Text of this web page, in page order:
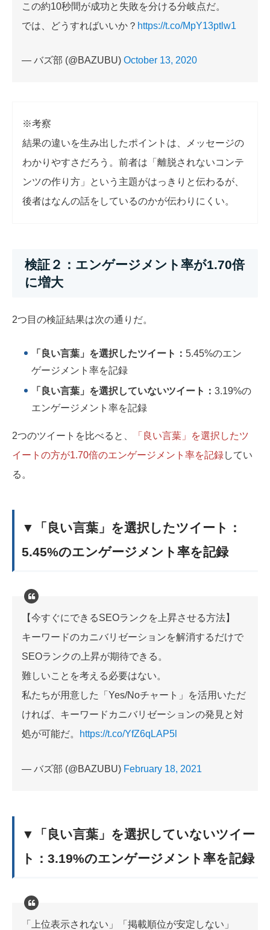
この約10秒間が成功と失敗を分ける分岐点だ。
では、どうすればいいか？ https://t.co/MpY13ptlw1
— バズ部 (@BAZUBU) October 13, 2020
※考察
結果の違いを生み出したポイントは、メッセージの
わかりやすさだろう。前者は「離脱されないコンテ
ンツの作り方」という主題がはっきりと伝わるが、
後者はなんの話をしているのかが伝わりにくい。
検証２：エンゲージメント率が1.70倍
に増大
2つ目の検証結果は次の通りだ。
「良い言葉」を選択したツイート： 5.45%のエン
ゲージメント率を記録
「良い言葉」を選択していないツイート： 3.19%の
エンゲージメント率を記録
2つのツイートを比べると、
「良い言葉」を選択したツ
イートの方が1.70倍のエンゲージメント率を記録してい
る。
▼「良い言葉」を選択したツイート：
5.45%のエンゲージメント率を記録
【今すぐにできるSEOランクを上昇させる方法】
キーワードのカニバリゼーションを解消するだけで
SEOランクの上昇が期待できる。
難しいことを考える必要はない。
私たちが用意した「Yes/Noチャート」を活用いただ
ければ、キーワードカニバリゼーションの発見と対
処が可能だ。
https://t.co/YfZ6qLAP5l
— バズ部 (@BAZUBU) February 18, 2021
▼「良い言葉」を選択していないツイー
ト：3.19%のエンゲージメント率を記録
「上位表示されない」「掲載順位が安定しない」